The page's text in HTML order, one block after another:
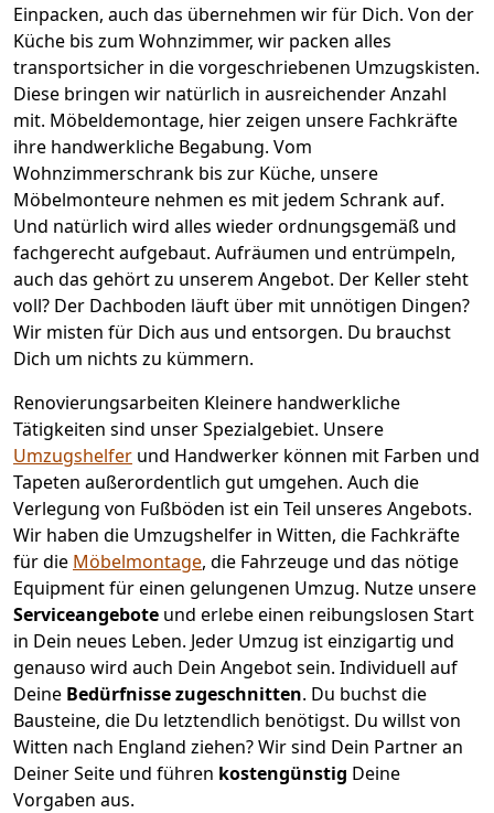
Einpacken, auch das übernehmen wir für Dich. Von der
Küche bis zum Wohnzimmer, wir packen alles
transportsicher in die vorgeschriebenen Umzugskisten.
Diese bringen wir natürlich in ausreichender Anzahl
mit. Möbeldemontage, hier zeigen unsere Fachkräfte
ihre handwerkliche Begabung. Vom
Wohnzimmerschrank bis zur Küche, unsere
Möbelmonteure nehmen es mit jedem Schrank auf.
Und natürlich wird alles wieder ordnungsgemäß und
fachgerecht aufgebaut. Aufräumen und entrümpeln,
auch das gehört zu unserem Angebot. Der Keller steht
voll? Der Dachboden läuft über mit unnötigen Dingen?
Wir misten für Dich aus und entsorgen. Du brauchst
Dich um nichts zu kümmern.
Renovierungsarbeiten Kleinere handwerkliche
Tätigkeiten sind unser Spezialgebiet. Unsere
Umzugshelfer und Handwerker können mit Farben und
Tapeten außerordentlich gut umgehen. Auch die
Verlegung von Fußböden ist ein Teil unseres Angebots.
Wir haben die Umzugshelfer in Witten, die Fachkräfte
für die Möbelmontage, die Fahrzeuge und das nötige
Equipment für einen gelungenen Umzug. Nutze unsere
Serviceangebote und erlebe einen reibungslosen Start
in Dein neues Leben. Jeder Umzug ist einzigartig und
genauso wird auch Dein Angebot sein. Individuell auf
Deine Bedürfnisse zugeschnitten. Du buchst die
Bausteine, die Du letztendlich benötigst. Du willst von
Witten nach England ziehen? Wir sind Dein Partner an
Deiner Seite und führen kostengünstig Deine
Vorgaben aus.